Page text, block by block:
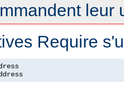
leur
Require